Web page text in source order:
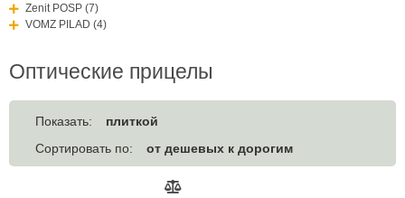
Zenit POSP (7)
VOMZ PILAD (4)
Оптические прицелы
Показать:
плиткой
Сортировать по:
от дешевых к дорогим